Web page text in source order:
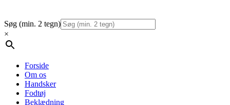
Søg (min. 2 tegn)
×
Forside
Om os
Handsker
Fodtøj
Beklædning